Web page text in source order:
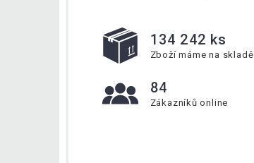
134 242 ks
Zboží máme na skladě
84
Zákazníků online